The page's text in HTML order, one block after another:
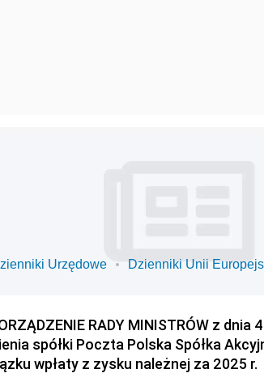
Urzędowe Dzienniki Unii
RADY MINISTRÓW z
spółki Poczta Polska Spółka
wpłaty z zysku należnej za 2025 r.